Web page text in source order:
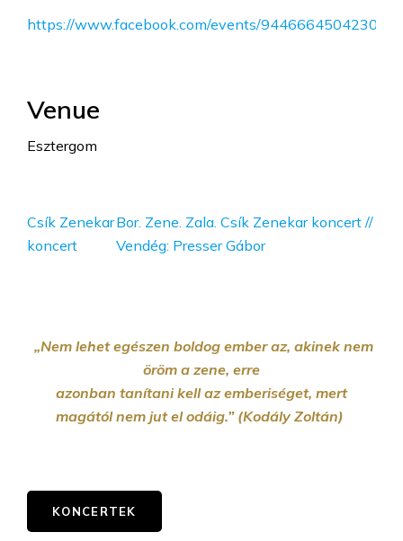
https://www.facebook.com/events/944666450423026
Venue
Esztergom
Csík Zenekar
koncert
Bor. Zene. Zala. Csík Zenekar koncert //
Vendég: Presser Gábor
„Nem lehet egészen boldog ember az, akinek nem
öröm a zene, erre
azonban tanítani kell az emberiséget, mert
magától nem jut el odáig.” (Kodály Zoltán)
KONCERTEK